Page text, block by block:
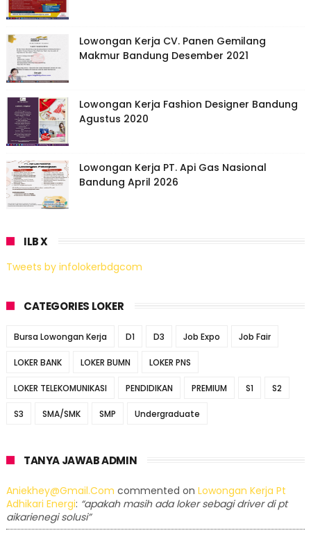
Lowongan Kerja CV. Panen Gemilang
Makmur Bandung Desember 2021
Lowongan Kerja Fashion Designer Bandung
Agustus 2020
Lowongan Kerja PT. Api Gas Nasional
Bandung April 2026
ILB X
Tweets by infolokerbdgcom
CATEGORIES LOKER
Bursa Lowongan Kerja D1 D3 Job Expo Job Fair
LOKER BANK LOKER BUMN LOKER PNS
LOKER TELEKOMUNIKASI PENDIDIKAN PREMIUM S1 S2
S3 SMA/SMK SMP Undergraduate
TANYA JAWAB ADMIN
Aniekhey@gmail.com commented on Lowongan Kerja Pt
Adhikari Energi: “apakah masih ada loker sebagi driver di pt
aikarienegi solusi”